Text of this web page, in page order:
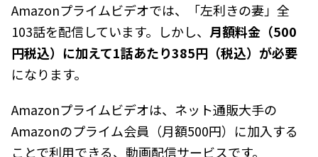
Amazonプライムビデオでは、「左利きの妻」全
103話を配信しています。しかし、 月額料金（500
円税込）に加えて1話あたり385円（税込）が必要
になります。
Amazonプライムビデオは、ネット通販大手の
Amazonのプライム会員（月額500円）に加入する
ことで利用できる、動画配信サービスです。